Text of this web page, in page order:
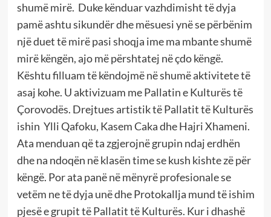
shumë mirë. Duke kënduar vazhdimisht të dyja
pamë ashtu sikundër dhe mësuesi ynë se përbënim
një duet të mirë pasi shoqja ime ma mbante shumë
mirë këngën, ajo më përshtatej në çdo këngë.
Kështu filluam të këndojmë në shumë aktivitete të
asaj kohe. U aktivizuam me Pallatin e Kulturës të
Çorovodës. Drejtues artistik të Pallatit të Kulturës
ishin Ylli Qafoku, Kasem Caka dhe Hajri Xhameni.
Ata menduan që ta zgjerojnë grupin ndaj erdhën
dhe na ndoqën në klasën time se kush kishte zë për
këngë. Por ata panë në mënyrë profesionale se
vetëm ne të dyja unë dhe Protokallja mund të ishim
pjesë e grupit të Pallatit të Kulturës. Kur i dhashë